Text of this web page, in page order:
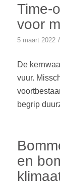
Time-
voor
5 maart 2022 /
De
vuur.
begrip
en